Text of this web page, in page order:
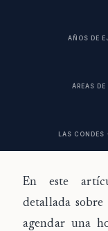
AÑOS DE
ÁREAS
LAS CONDES
En este
detallada
agendar una